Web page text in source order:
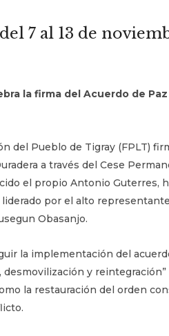
7 al 13 de
la firma del Acuerdo de
del Pueblo de Tigray (FPLT)
a través del Cese
el propio Antonio Guterres,
por el alto
Obasanjo.
la implementación del
desmovilización y
la restauración del orden